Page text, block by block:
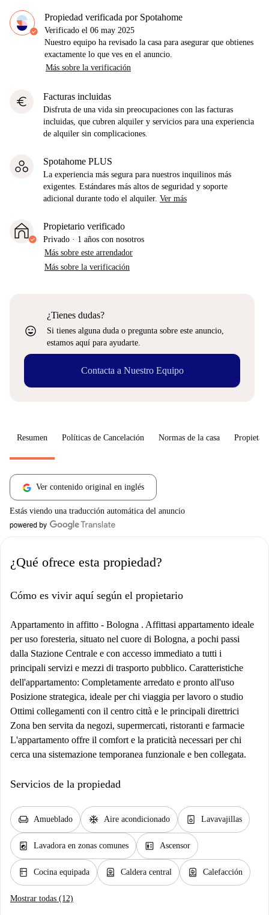
Propiedad verificada por Spotahome
Verificado el 06 may 2025
Nuestro equipo ha revisado la casa para asegurar que obtienes
exactamente lo que ves en el anuncio.
Más sobre la verificación
euro Facturas incluidas
Disfruta de una vida sin preocupaciones con las facturas
incluidas, que cubren alquiler y servicios para una experiencia
de alquiler sin complicaciones.
Spotahome PLUS
La experiencia más segura para nuestros inquilinos más
exigentes. Estándares más altos de seguridad y soporte
adicional durante todo el alquiler. Ver más
Propietario verificado
Privado · 1 años con nosotros
Más sobre este arrendador
Más sobre la verificación
sentiment_very_satisfied
¿Tienes dudas?
Si tienes alguna duda o pregunta sobre este anuncio,
estamos aquí para ayudarte.
Contacta a Nuestro Equipo
Resumen Políticas de Cancelación Normas de la casa
Ver contenido original en inglés
Estás viendo una traducción automática del anuncio
¿Qué ofrece esta propiedad?
Cómo es vivir aquí según el propietario
Appartamento in affitto - Bologna . Affittasi appartamento ideale
per uso foresteria, situato nel cuore di Bologna, a pochi passi
dalla Stazione Centrale e con accesso immediato a tutti i
principali servizi e mezzi di trasporto pubblico. Caratteristiche
dell'appartamento: Completamente arredato e pronto all'uso
Posizione strategica, ideale per chi viaggia per lavoro o studio
Ottimi collegamenti con il centro città e le principali direttrici
Zona ben servita da negozi, supermercati, ristoranti e farmacie
L'appartamento offre il comfort e la praticità necessari per chi
cerca una sistemazione temporanea funzionale e ben collegata.
Servicios de la propiedad
chair Amueblado ac_unit Aire acondicionado dishwasher_gen Lavavajillas
local_laundry_service Lavadora en zonas comunes elevator Ascensor
kitchen Cocina equipada water_heater Caldera central water_heater Calefacción
Mostrar todas (12)